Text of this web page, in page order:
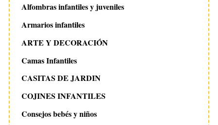
Alfombras infantiles y juveniles
Armarios infantiles
ARTE Y DECORACIÓN
Camas Infantiles
CASITAS DE JARDIN
COJINES INFANTILES
Consejos bebés y niños